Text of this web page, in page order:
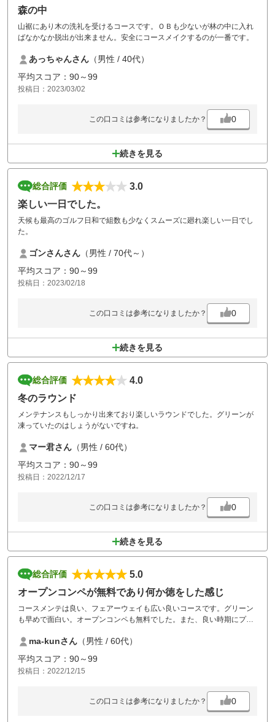
森の中
山裾にあり木の洗礼を受けるコースです。ＯＢも少ないが林の中に入れ
ばなかなか脱出が出来ません。安全にコースメイクするのが一番です。
あっちゃんさん （男性 / 40代）
平均スコア：90～99
投稿日：2023/03/02
この口コミは参考になりましたか？ 0
続きを見る
総合評価
3.0
楽しい一日でした。
天候も最高のゴルフ日和で組数も少なくスムーズに廻れ楽しい一日でし
た。
ゴンさんさん （男性 / 70代～）
平均スコア：90～99
投稿日：2023/02/18
この口コミは参考になりましたか？ 0
続きを見る
総合評価
4.0
冬のラウンド
メンテナンスもしっかり出来ており楽しいラウンドでした。グリーンが
凍っていたのはしょうがないですね。
マー君さん （男性 / 60代）
平均スコア：90～99
投稿日：2022/12/17
この口コミは参考になりましたか？ 0
続きを見る
総合評価
5.0
オープンコンペが無料であり何か徳をした感じ
コースメンテは良い、フェアーウェイも広い良いコースです。グリーン
も早めで面白い。オープンコンペも無料でした。また、良い時期にプレ
ma-kunさん （男性 / 60代）
平均スコア：90～99
投稿日：2022/12/15
この口コミは参考になりましたか？ 0